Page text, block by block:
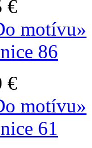
€
motívu»
86
€
motívu»
61